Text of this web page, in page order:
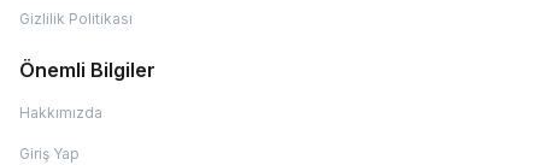
Gizlilik Politikası
Önemli Bilgiler
Hakkımızda
Giriş Yap